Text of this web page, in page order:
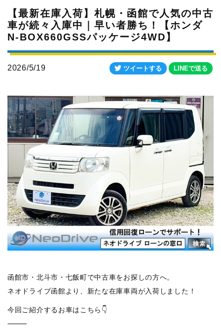
【最新在庫入荷】札幌・函館で人気の中古
車が続々入庫中｜早い者勝ち！【ホンダ
N-BOX660GSSパッケージ4WD】
2026/5/19 ツイートする LINEで送る
函館市・北斗市・七飯町で中古車をお探しの方へ。
ネオドライブ函館より、新たな在庫車両が入荷しました！
今回ご紹介するお車はこちら👇
⸻